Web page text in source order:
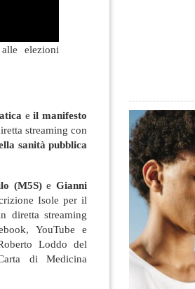
elezioni
e il manifesto
streaming con
sanità pubblica
(M5S)e Gianni
Isole per il
diretta streaming
YouTube e
Loddo del
di Medicina